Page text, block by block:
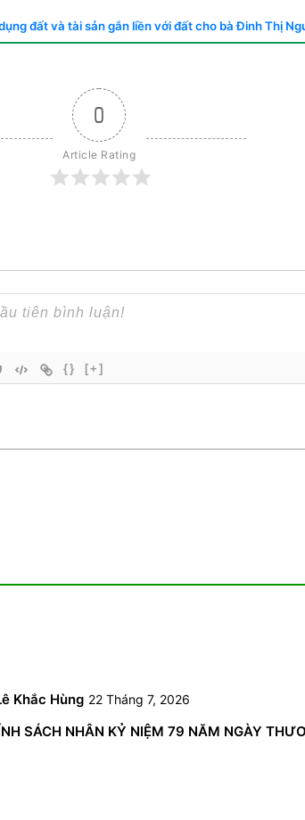
đất và tài sản gắn liền với đất cho bà Đinh Thị
0
Article Rating
{} [+]
Khắc Hùng 22 Tháng 7, 2026
SÁCH NHÂN KỶ NIỆM 79 NĂM NGÀY